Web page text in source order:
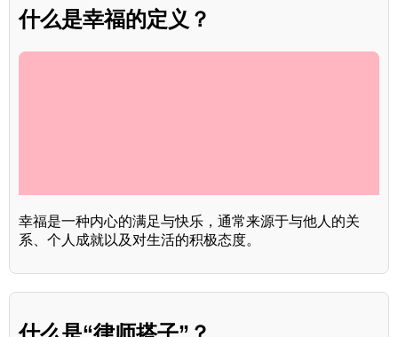
什么是幸福的定义？
幸福是一种内心的满足与快乐，通常来源于与他人的关
系、个人成就以及对生活的积极态度。